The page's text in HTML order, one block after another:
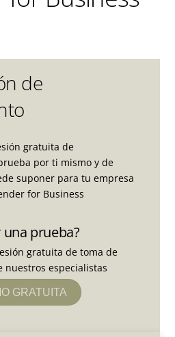
de
gratuita de
por ti mismo y de
suponer para tu empresa
for Business
prueba?
gratuita de toma de
nuestros especialistas
GRATUITA